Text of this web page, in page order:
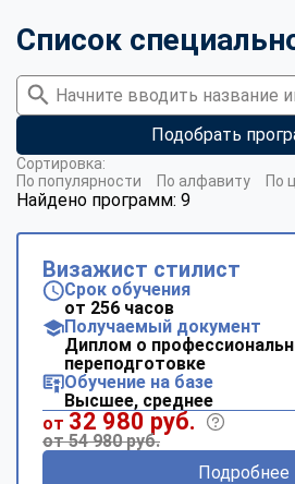
Список
Подобрать
Найдено программ: 9
Сортировка:
По популярности
По алфавиту По
Визажист стилист
Срок обучения
от 256 часов
Получаемый документ
Диплом о
переподготовке
Обучение на базе
Высшее, среднее
от 32 980 руб.
от 54 980 руб.
Подробнее